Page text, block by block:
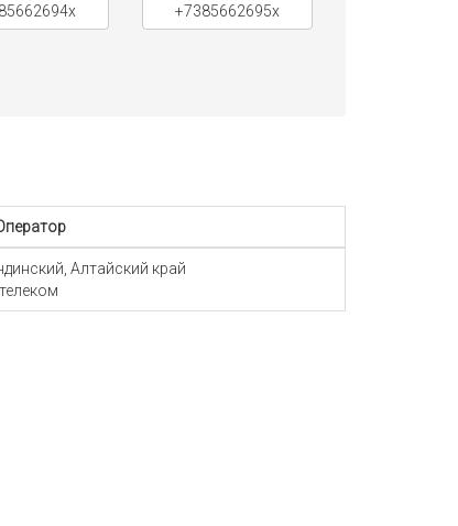
+7385662695x
Алтайский край